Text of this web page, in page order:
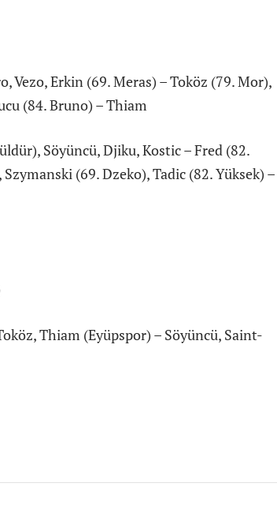
Vezo, Erkin (69. Meras) – Toköz (79. Mor),
(84. Bruno) – Thiam
Söyüncü, Djiku, Kostic – Fred (82.
(69. Dzeko), Tadic (82. Yüksek) –
Thiam (Eyüpspor) – Söyüncü, Saint-